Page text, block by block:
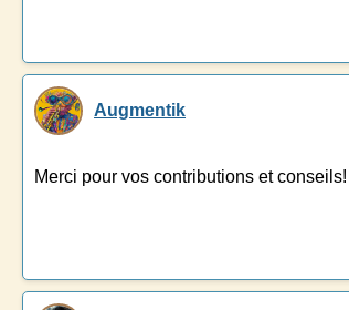
Augmentik
Merci pour vos contributions et